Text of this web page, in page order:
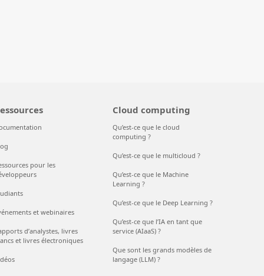
pour les
et webinaires
d’analystes, livres
et livres électroniques
Cloud computing
Qu’est-ce que le cloud
computing ?
Qu’est-ce que le multicloud ?
Qu’est-ce que le Machine
Learning ?
Qu’est-ce que le Deep Learning ?
Qu’est-ce que l’IA en tant que
service (AIaaS) ?
Que sont les grands modèles de
langage (LLM) ?